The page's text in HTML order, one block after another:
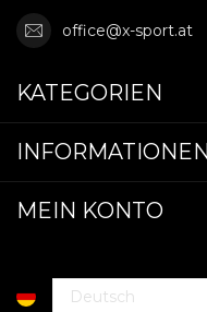
office@x-sport.at
KATEGORIEN
MEIN KONTO